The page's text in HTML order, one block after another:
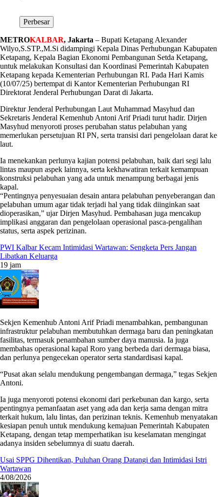
Perbesar
METROKALBAR, Jakarta – Bupati Ketapang Alexander
Wilyo,S.STP.,M.Si didampingi Kepala Dinas Perhubungan Kabupaten
Ketapang, Kepala Bagian Ekonomi Pembangunan Setda Ketapang,
untuk melakukan Konsultasi dan Koordinasi Pemerintah Kabupaten
Ketapang kepada Kementerian Perhubungan RI. Pada Hari Kamis
(10/07/25) bertempat di Kantor Kementerian Perhubungan RI
Direktorat Jenderal Perhubungan Darat di Jakarta.
Direktur Jenderal Perhubungan Laut Muhammad Masyhud dan
Sekretaris Jenderal Kemenhub Antoni Arif Priadi turut hadir. Dirjen
Masyhud menyoroti proses perubahan status pelabuhan yang
memerlukan persetujuan RI PN, serta transisi dari pengelolaan darat ke
laut.
Ia menekankan perlunya kajian potensi pelabuhan, baik dari segi lalu
lintas maupun aspek lainnya, serta kekhawatiran terkait kemampuan
konstruksi pelabuhan yang ada untuk menampung berbagai jenis
kapal.
“Pentingnya penyesuaian desain antara pelabuhan penyeberangan dan
pelabuhan umum agar tidak terjadi hal yang tidak diinginkan saat
dioperasikan,” ujar Dirjen Masyhud. Pembahasan juga mencakup
implikasi anggaran dan pengelolaan operasional pasca-pengalihan
status, serta aspek perizinan.
PWI Kalbar Kecam Intimidasi Wartawan: Sengketa Pers Jangan
Libatkan Keluarga
19 jam
Sekjen Kemenhub Antoni Arif Priadi menambahkan, pembangunan
infrastruktur pelabuhan membutuhkan dermaga baru dan peningkatan
fasilitas, termasuk penambahan sumber daya manusia. Ia juga
membahas operasional kapal Roro yang berbeda dari dermaga biasa,
dan perlunya pengecekan operator serta standardisasi kapal.
“Pusat akan selalu mendukung pengembangan dermaga,” tegas Sekjen
Antoni.
Ia juga menyoroti potensi ekonomi dari perkebunan dan kargo, serta
pentingnya pemanfaatan aset yang ada dan kerja sama dengan mitra
terkait hukum, lalu lintas, dan perizinan teknis. Kemenhub menyatakan
kesiapan penuh untuk mendukung kemajuan Pemerintah Kabupaten
Ketapang, dengan tetap memperhatikan isu keselamatan mengingat
adanya insiden sebelumnya di suatu daerah.
Usai SPPG Dihentikan, Puluhan Orang Datangi dan Intimidasi Istri
Wartawan
4/08/2026